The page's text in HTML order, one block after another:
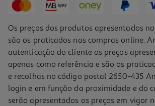
Os preços dos produtos apresentados
são os praticados nas compras online.
autenticação do cliente os preços
apenas como referência e são os
e recolhas no código postal 2650-435
login e em função da proximidade e do
serão apresentados os preços em vigor